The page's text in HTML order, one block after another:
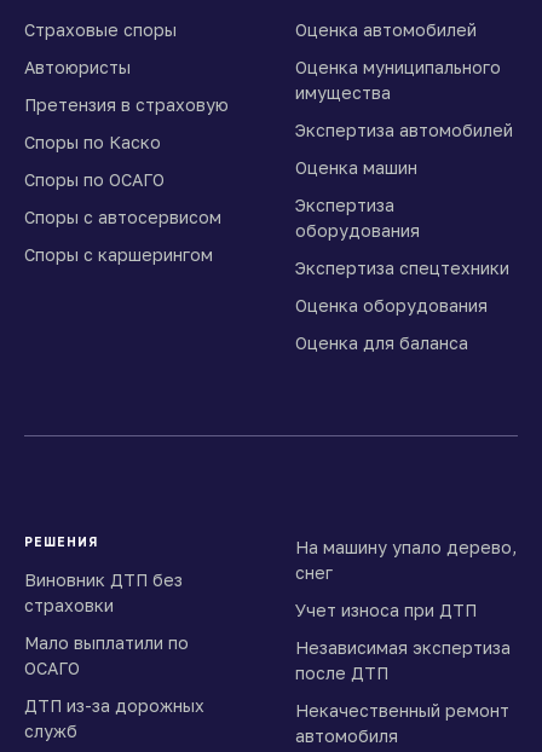
Страховые споры
Автоюристы
Претензия в страховую
Споры по Каско
Споры по ОСАГО
Споры с автосервисом
Споры с каршерингом
Оценка автомобилей
Оценка муниципального
имущества
Экспертиза автомобилей
Оценка машин
Экспертиза
оборудования
Экспертиза спецтехники
Оценка оборудования
Оценка для баланса
РЕШЕНИЯ
Виновник ДТП без
страховки
Мало выплатили по
ОСАГО
ДТП из-за дорожных
служб
На машину упало дерево,
снег
Учет износа при ДТП
Независимая экспертиза
после ДТП
Некачественный ремонт
автомобиля